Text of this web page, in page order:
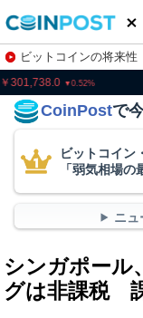
ビットコインの将来性
株特集・関連銘柄
0.52
CoinPostで
ビットコイン
「弱気相場
ニュ
シンガポール
グは非課税